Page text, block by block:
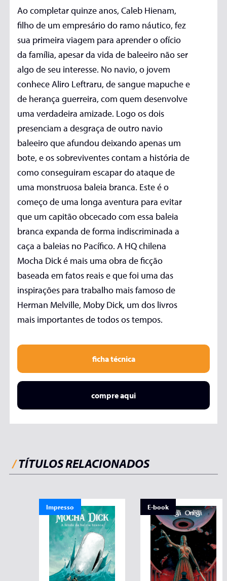
Ao completar quinze anos, Caleb Hienam,
filho de um empresário do ramo náutico, fez
sua primeira viagem para aprender o ofício
da família, apesar da vida de baleeiro não ser
algo de seu interesse. No navio, o jovem
conhece Aliro Leftraru, de sangue mapuche e
de herança guerreira, com quem desenvolve
uma verdadeira amizade. Logo os dois
presenciam a desgraça de outro navio
baleeiro que afundou deixando apenas um
bote, e os sobreviventes contam a história de
como conseguiram escapar do ataque de
uma monstruosa baleia branca. Este é o
começo de uma longa aventura para evitar
que um capitão obcecado com essa baleia
branca expanda de forma indiscriminada a
caça a baleias no Pacífico. A HQ chilena
Mocha Dick é mais uma obra de ficção
baseada em fatos reais e que foi uma das
inspirações para trabalho mais famoso de
Herman Melville, Moby Dick, um dos livros
mais importantes de todos os tempos.
ficha técnica
compre aqui
/TÍTULOS RELACIONADOS
Impresso E-book